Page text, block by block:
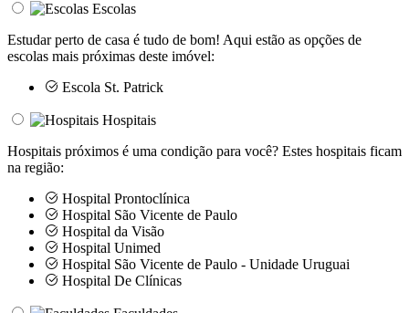
Escolas
Estudar perto de casa é tudo de bom! Aqui estão as opções de
escolas mais próximas deste imóvel:
Escola St. Patrick
Hospitais
Hospitais próximos é uma condição para você? Estes hospitais ficam
na região:
Hospital Prontoclínica
Hospital São Vicente de Paulo
Hospital da Visão
Hospital Unimed
Hospital São Vicente de Paulo - Unidade Uruguai
Hospital De Clínicas